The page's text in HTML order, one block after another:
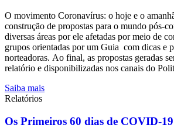
O movimento Coronavírus: o hoje e o
construção de propostas para o mundo pós-
diversas áreas por ele afetadas por meio de
grupos orientadas por um Guia com dicas e
norteadoras. Ao final, as propostas geradas
relatório e disponibilizadas nos canais do
Saiba mais
Relatórios
Os Primeiros 60 dias de COVID-